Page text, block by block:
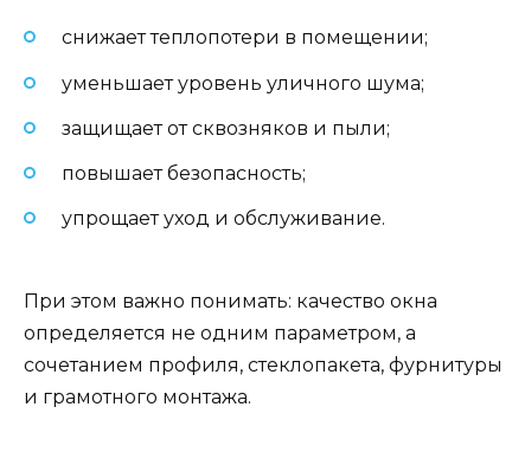
снижает теплопотери в помещении;
уменьшает уровень уличного шума;
защищает от сквозняков и пыли;
повышает безопасность;
упрощает уход и обслуживание.
При этом важно понимать: качество окна
определяется не одним параметром, а
сочетанием профиля, стеклопакета, фурнитуры
и грамотного монтажа.